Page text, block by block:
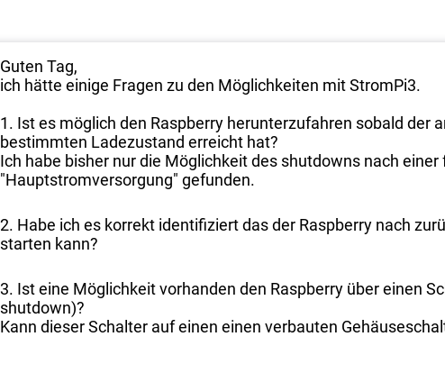
Guten Tag,
ich hätte einige Fragen zu den Möglichkeiten mit StromPi3.
Ist es möglich den Raspberry herunterzufahren sobald der
bestimmten Ladezustand erreicht hat?
Ich habe bisher nur die Möglichkeit des shutdowns nach
"Hauptstromversorgung" gefunden.
Habe ich es korrekt identifiziert das der Raspberry nach
starten kann?
Ist eine Möglichkeit vorhanden den Raspberry über einen
shutdown)?
Kann dieser Schalter auf einen einen verbauten